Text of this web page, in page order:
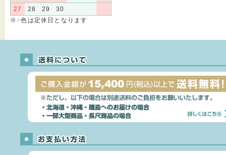
27 28 29
30
※ ■色は定休日となります